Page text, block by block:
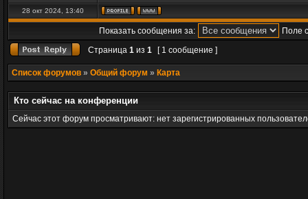
28 окт 2024, 13:40
Показать сообщения за:
Поле
Страница 1 из 1 [ 1 сообщение ]
Список форумов » Общий форум » Карта
Кто сейчас на конференции
Сейчас этот форум просматривают: нет зарегистрированных